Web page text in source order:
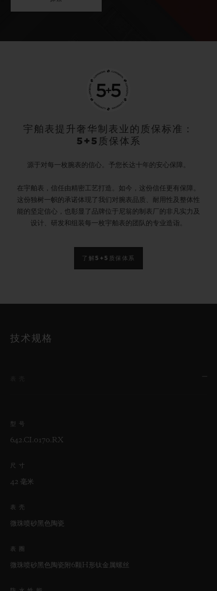
宇舶表提升奢华制表业的质保标准：
5+5质保体系
源于对每一枚腕表的信心。予您长达十年的安心保障。
在宇舶表，信任由精密工艺打造。如今，这份信任更有保障。
这份独树一帜的承诺体现了我们对腕表品质、耐用性及整体性
能的坚定信心，也彰显了品牌位于尼翁的制表厂的非凡实力及
设计、研发和组装每一枚宇舶表的团队的专业造诣。
了解5+5质保体系
技术规格
型号
642.CI.0170.RX
尺寸
42 毫米
表壳
微珠喷砂黑色陶瓷
表圈
微珠喷砂黑色陶瓷附6颗H形钛金属螺丝